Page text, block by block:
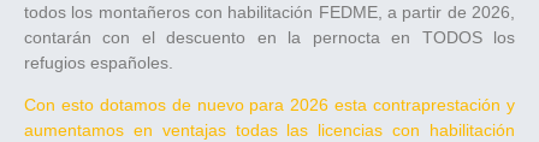
todos los montañeros con habilitación FEDME, a partir de 2026,
contarán con el descuento en la pernocta en TODOS los
refugios españoles.
Con esto dotamos de nuevo para 2026 esta contraprestación y
aumentamos en ventajas todas las licencias con habilitación